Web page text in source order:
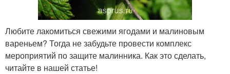
Любите лакомиться свежими ягодами и малиновым
вареньем? Тогда не забудьте провести комплекс
мероприятий по защите малинника. Как это сделать,
читайте в нашей статье!